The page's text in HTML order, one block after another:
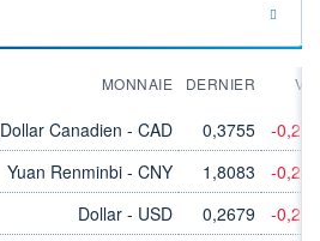
MONNAIE DERNIER
Dollar Canadien - CAD 0,3755 -
Yuan Renminbi - CNY 1,8083 -
Dollar - USD 0,2679 -